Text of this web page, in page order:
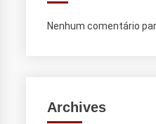
Nenhum comentário
Archives